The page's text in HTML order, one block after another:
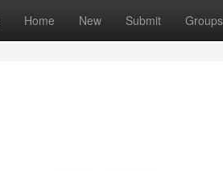
Home New Submit Groups